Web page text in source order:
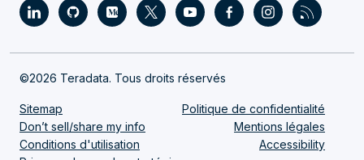
©2026 Teradata. Tous droits réservés
Sitemap
Politique de confidentialité
Don’t sell/share my info
Mentions légales
Conditions d'utilisation
Accessibility